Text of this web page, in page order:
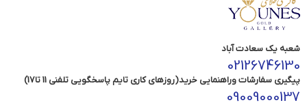
شعبه یک سعادت آباد
02126746130
پیگیری سفارشات وراهنمایی خرید(روزهای کاری تایم پاسخگویی تلفنی 11 تا17)
09009000137